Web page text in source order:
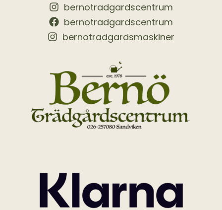
bernotradgardscentrum
bernotradgardscentrum
bernotradgardsmaskiner